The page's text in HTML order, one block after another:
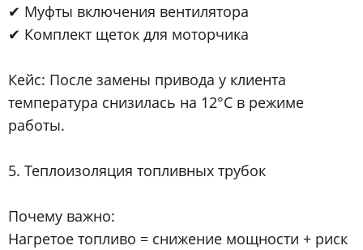
✔ Муфты включения вентилятора
✔ Комплект щеток для моторчика
Кейс: После замены привода у клиента
температура снизилась на 12°C в режиме
работы.
5. Теплоизоляция топливных трубок
Почему важно:
Нагретое топливо = снижение мощности + риск